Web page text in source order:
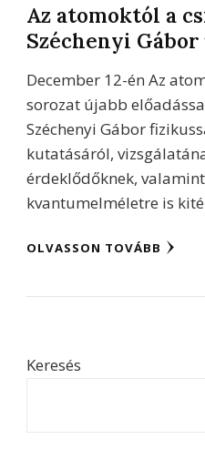
Az atomoktól a
Széchenyi
December 12-én Az
sorozat újabb
Széchenyi Gábor
kutatásáról,
érdeklődőknek,
kvantumelméletre is
OLVASSON TOVÁBB
Keresés